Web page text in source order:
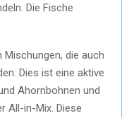
Die Fische
Mischungen, die auch
Dies ist eine aktive
Ahornbohnen und
All-in-Mix. Diese